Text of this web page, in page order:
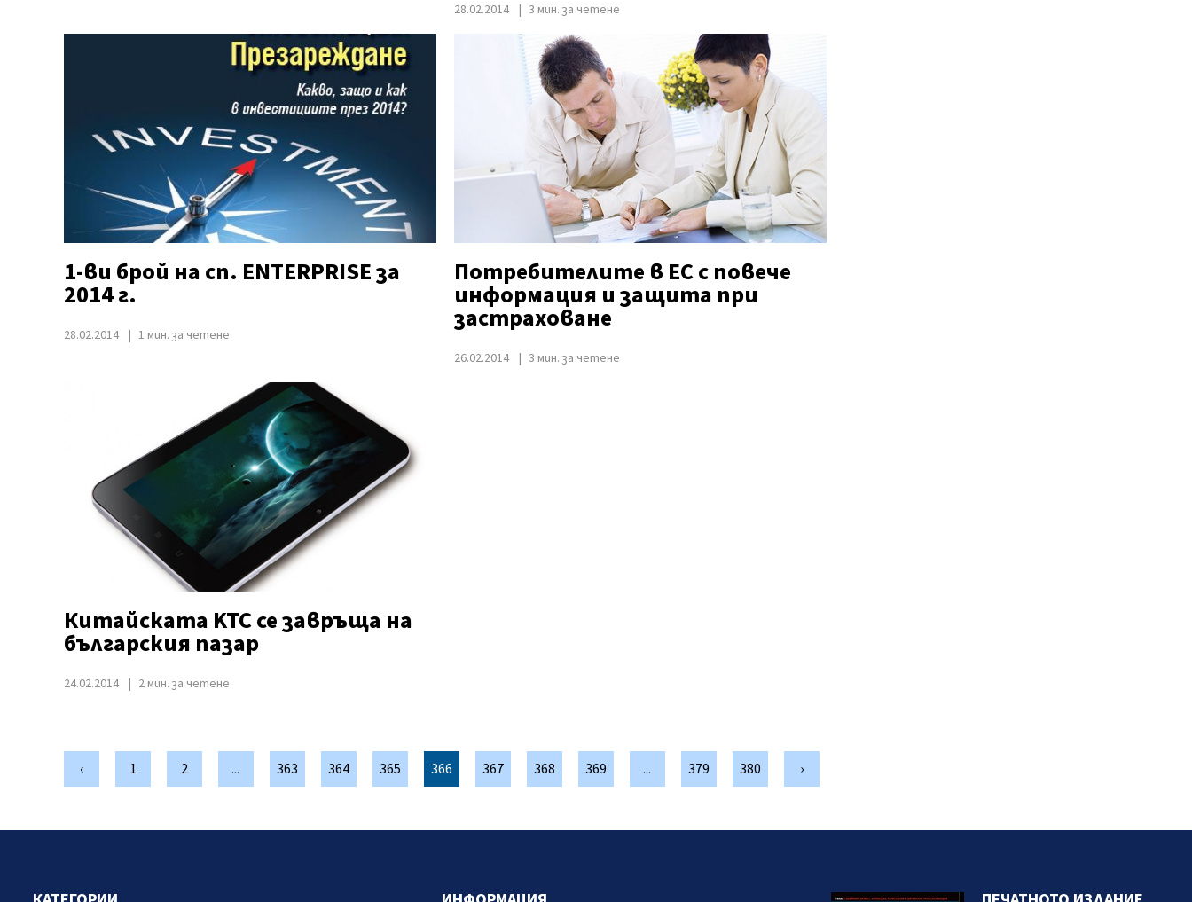
28.02.2014 3 мин. за четене
1-ви брой на сп. ENTERPRISE за
2014 г.
28.02.2014 1 мин. за четене
Потребителите в ЕС с повече
информация и защита при
застраховане
26.02.2014 3 мин. за четене
Китайската KTC се завръща на
българския пазар
24.02.2014 2 мин. за четене
‹ 1 2 ... 363 364 365 366 367 368 369 ... 379 380 ›